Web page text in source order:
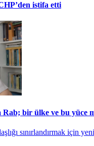
istifa etti
bir ülke ve bu yüce